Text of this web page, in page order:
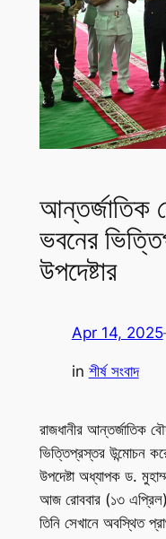
আন্তর্জাতিক
ভবনের
উপদেষ্টার
Apr 14, 2025
in শীর্ষ সংবাদ
রাজধানীর আন্তর্জাতিক
ভিত্তিপ্রস্তর উন্মোচন
উপদেষ্টা অধ্যাপক ড.
আজ রোববার (১৩ এপ্রিল)
তিনি সেখানে অবস্থিত